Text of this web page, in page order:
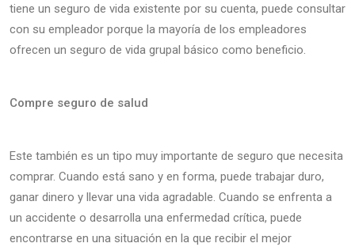
tiene un seguro de vida existente por su cuenta, puede consultar
con su empleador porque la mayoría de los empleadores
ofrecen un seguro de vida grupal básico como beneficio.
Compre seguro de salud
Este también es un tipo muy importante de seguro que necesita
comprar. Cuando está sano y en forma, puede trabajar duro,
ganar dinero y llevar una vida agradable. Cuando se enfrenta a
un accidente o desarrolla una enfermedad crítica, puede
encontrarse en una situación en la que recibir el mejor